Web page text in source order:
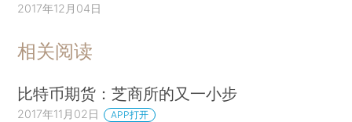
2017年12月04日
相关阅读
比特币期货：芝商所的又一小步
2017年11月02日 APP打开